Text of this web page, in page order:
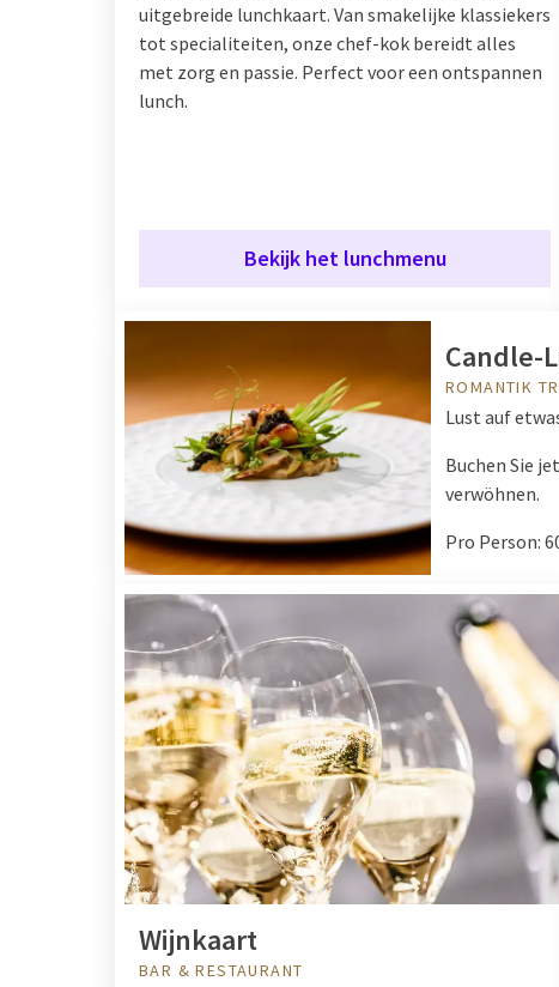
uitgebreide lunchkaart. Van smakelijke klassiekers
tot specialiteiten, onze chef-kok bereidt alles
met zorg en passie. Perfect voor een ontspannen
lunch.
Bekijk het lunchmenu
Candle-
ROMANTIK
Lust auf
Buchen Sie
verwöhnen.
Pro Person:
Wijnkaart
BAR & RESTAURANT